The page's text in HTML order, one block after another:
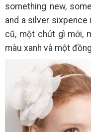
something new,
and a silver sixpence
cũ, một chút gì mới,
màu xanh và một